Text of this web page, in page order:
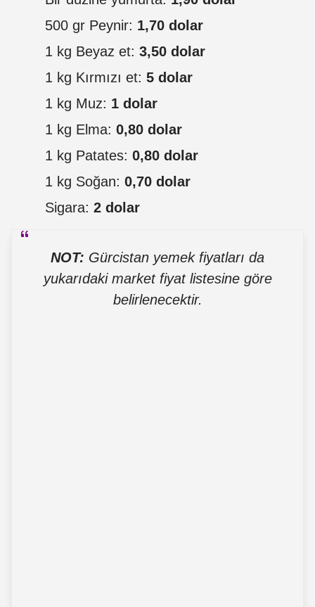
500 gr Peynir: 1,70 dolar
1 kg Beyaz et: 3,50 dolar
1 kg Kırmızı et: 5 dolar
1 kg Muz: 1 dolar
1 kg Elma: 0,80 dolar
1 kg Patates: 0,80 dolar
1 kg Soğan: 0,70 dolar
Sigara: 2 dolar
NOT: Gürcistan yemek fiyatları da
yukarıdaki market fiyat listesine göre
belirlenecektir.